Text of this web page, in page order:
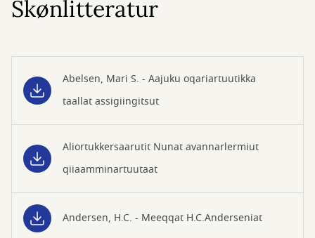
Skønlitteratur
Abelsen, Mari S. - Aajuku oqariartuutikka
taallat assigiingitsut
Aliortukkersaarutit Nunat avannarlermiut
qiiaamminartuutaat
Andersen, H.C. - Meeqqat H.C.Anderseniat